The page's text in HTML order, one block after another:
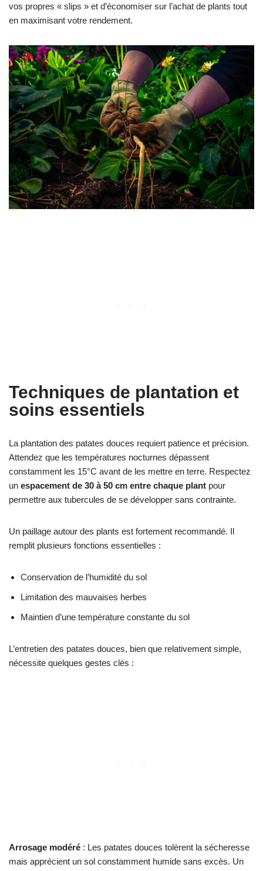
vos propres « slips » et d’économiser sur l’achat de plants tout
en maximisant votre rendement.
Techniques de plantation et
soins essentiels
La plantation des patates douces requiert patience et précision.
Attendez que les températures nocturnes dépassent
constamment les 15°C avant de les mettre en terre. Respectez
un espacement de 30 à 50 cm entre chaque plant pour
permettre aux tubercules de se développer sans contrainte.
Un paillage autour des plants est fortement recommandé. Il
remplit plusieurs fonctions essentielles :
Conservation de l’humidité du sol
Limitation des mauvaises herbes
Maintien d’une température constante du sol
L’entretien des patates douces, bien que relativement simple,
nécessite quelques gestes clés :
Arrosage modéré : Les patates douces tolèrent la sécheresse
mais apprécient un sol constamment humide sans excès. Un